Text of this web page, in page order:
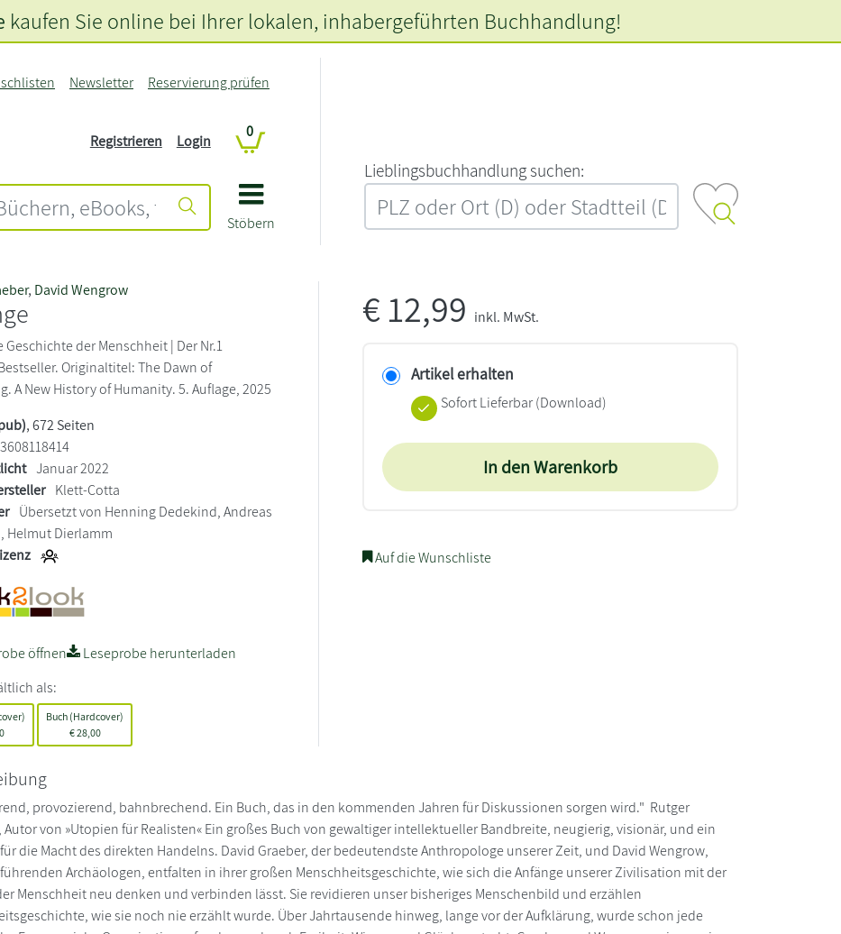
Stöbern
Newsletter Reservierung prüfen
Registrieren Login
0
L‍i‍e‍b‍l‍i‍n‍g‍s‍b‍u‍c‍h‍h‍a‍n‍d‍l‍u‍n‍g‍ ‍s‍u‍c‍h‍e‍n‍:‍
kaufen Sie online bei Ihrer lokalen, inhabergeführten Buchhandlung!
, David Wengrow
Geschichte der Menschheit | Der Nr.1
Originaltitel: The Dawn of
A New History of Humanity. 5. Auflage, 2025
, 672 Seiten
Januar 2022
Klett-Cotta
Übersetzt von Henning Dedekind, Andreas
Helmut Dierlamm
öffnen
Leseprobe herunterladen
als:
Buch (Hardcover)
€28,00
€12,99 inkl. MwSt.
Artikel erhalten
Sofort Lieferbar (Download)
In den Warenkorb
Auf die Wunschliste
provozierend, bahnbrechend. Ein Buch, das in den kommenden Jahren für Diskussionen sorgen wird." Rutger
Autor von »Utopien für Realisten« Ein großes Buch von gewaltiger intellektueller Bandbreite, neugierig, visionär, und ein
die Macht des direkten Handelns. David Graeber, der bedeutendste Anthropologe unserer Zeit, und David Wengrow,
Archäologen, entfalten in ihrer großen Menschheitsgeschichte, wie sich die Anfänge unserer Zivilisation mit der
Menschheit neu denken und verbinden lässt. Sie revidieren unser bisheriges Menschenbild und erzählen
wie sie noch nie erzählt wurde. Über Jahrtausende hinweg, lange vor der Aufklärung, wurde schon jede